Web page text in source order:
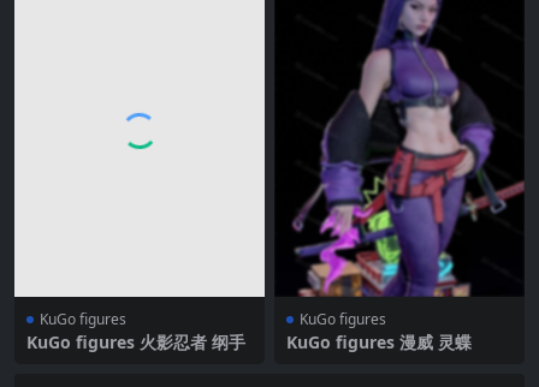
KuGo figures
KuGo figures 火影忍者 纲手
KuGo figures
KuGo figures 漫威 灵蝶